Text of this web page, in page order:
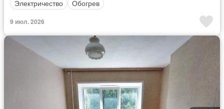
Электричество Обогрев
9 июл. 2026